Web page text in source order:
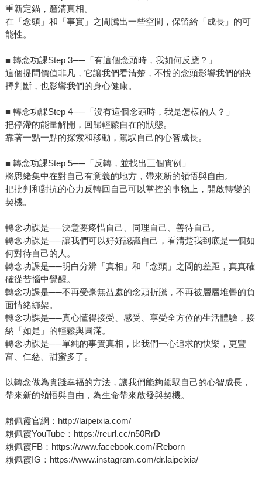
重新定錨，釐清真相。
在「念頭」和「事實」之間騰出一些空間，保留給「成長」的可
能性。
■ 轉念功課Step 3──「有這個念頭時，我如何反應？」
這個提問價值非凡，它讓我們看清楚，不悅的念頭影響我們的抉
擇判斷，也影響我們的身心健康。
■ 轉念功課Step 4──「沒有這個念頭時，我是怎樣的人？」
把停滯的能量解開，回歸輕鬆自在的狀態。
靠著一點一點的探索和移動，駕馭自己的心智成長。
■ 轉念功課Step 5──「反轉，並找出三個實例」
將思緒集中在對自己有意義的地方，帶來新的領悟與自由。
把批判和對抗的心力反轉回自己可以掌控的事物上，開啟轉變的
契機。
轉念功課是──決意要疼惜自己、同理自己、善待自己。
轉念功課是──讓我們可以好好認識自己，看清楚我到底是一個如
何對待自己的人。
轉念功課是──明白分辨「真相」和「念頭」之間的差距，真真確
確從苦惱中覺醒。
轉念功課是──不再受毫無益處的念頭折騰，不再被層層堆疊的負
面情緒綁架。
轉念功課是──真心懂得接受、感受、享受全方位的生活體驗，接
納「如是」的輕鬆與圓滿。
轉念功課是──單純的事實真相，比我們一心追求的快樂，更豐
富、仁慈、甜蜜多了。
以轉念做為實踐幸福的方法，讓我們能夠駕馭自己的心智成長，
帶來新的領悟與自由，為生命帶來啟發與契機。
賴佩霞官網：http://laipeixia.com/
賴佩霞YouTube：https://reurl.cc/n50RrD
賴佩霞FB：https://www.facebook.com/iReborn
賴佩霞IG：https://www.instagram.com/dr.laipeixia/